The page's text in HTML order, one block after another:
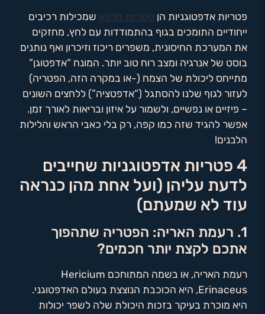
פטריות אדפטוגניות הן פטריות מרפא שמכילות רכיבים
ייחודיים התומכים בגוף בהתמודדות עם לחץ, מחזקים
את המערכת החיסונית, משפרים ריכוז וזיכרון ואף נותנים
בוסט של אנרגיה ומצב רוח טוב יותר. המונח “אדפטוגן”
מתייחס ליכולת של הצמח (-או במקרה הזה, הפטריה)
לעזור לגוף שלנו להסתגל (“אדפטציה”) ללחצים השונים
– פיזיים או נפשיים, ולשמור על איזון ובריאות לאורך זמן.
אפשר להגיד שזה כמו קפה, רק בלי כאבי הראש והלילות
הלבנים!
4 פטריות אדפטוגניות שחייבים
לדעת עליהן (ועל אחת מהן כנראה
עוד לא שמעתם)
1. רעמת האריה: הפטריה שתהפוך
אתכם לקצת יותר חכמים?
רעמת האריה, או בשמה המתוחכם Hericium
Erinaceus, היא הכוכבת הנוצצת בעולם האדפטוגני.
היא מוכרת בעיקר בזכות היכולת שלה לשפר יכולות